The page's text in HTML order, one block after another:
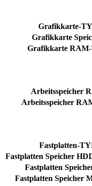
Grafikkarte-
Grafikkarte
Grafikkarte
Arbeitsspeicher
Arbeitsspeicher
Fastplatten-
Fastplatten Speicher
Fastplatten
Fastplatten Speicher